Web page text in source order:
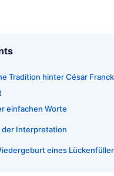
Tradition hinter César
einfachen Worte
der Interpretation
eines